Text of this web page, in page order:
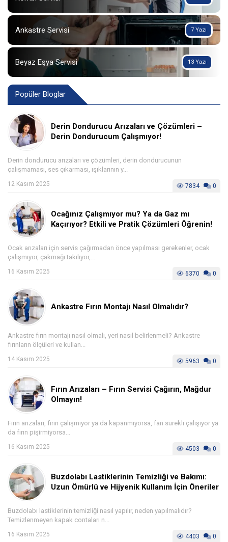
7 Yazı
Ankastre Servisi
13 Yazı
Beyaz Eşya Servisi
Popüler Bloglar
Derin Dondurucu Arızaları ve Çözümleri –
Derin Dondurucum Çalışmıyor!
Derin dondurucu arızaları ve çözümleri, derin dondurucunun
çalışmaması, ses çıkarması, ışıklarının y...
12 Kasım 2025 7834 0
Ocağınız Çalışmıyor mu? Ya da Gaz mı
Kaçırıyor? Etkili ve Pratik Çözümleri Öğrenin!
Ocak arızaları için servis çağırmadan önce yapılması gerekenler, ocak
çalışmıyor, çakmağı takılıyor,...
16 Kasım 2025 6370 0
Ankastre Fırın Montajı Nasıl Olmalıdır?
Ankastre fırın montajı nasıl olmalı, yeri nasıl belirlenmeli? Ankastre
fırınların ölçüleri ve kullan...
14 Kasım 2025 5963 0
Fırın Arızaları – Fırın Servisi Çağırın, Mağdur
Olmayın!
Fırın arızaları, fırın çalışmıyor ya da kapanmıyorsa, fan sürekli çalışıyor ya
da fırın pişirmiyorsa...
16 Kasım 2025 4503 0
Buzdolabı Lastiklerinin Temizliği ve Bakımı:
Uzun Ömürlü ve Hijyenik Kullanım İçin Öneriler
Buzdolabı lastiklerinin temizliği nasıl yapılır, neden yapılmalıdır?
Temizlenmeyen kapak contaları n...
16 Kasım 2025 4403 0